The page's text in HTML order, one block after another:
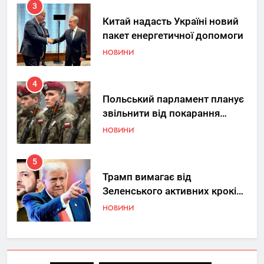
3
Китай надасть Україні новий
пакет енергетичної допомоги
НОВИНИ
4
Польський парламент планує
звільнити від покарання
добровольців ЗСУ
НОВИНИ
5
Трамп вимагає від
Зеленського активних кроків
у мирному процесі
НОВИНИ
6